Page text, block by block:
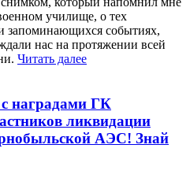
училище, о тех
запоминающихся событиях,
нас на протяжении всей
Читать далее
наградами ГК
ликвидации
АЭС! Знай